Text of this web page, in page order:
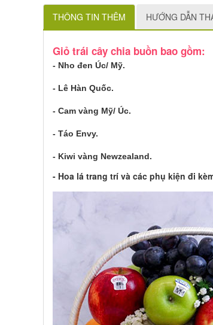
THÔNG TIN THÊM HƯỚNG DẪN
Giỏ trái cây chia buồn bao gồm:
- Nho đen Úc/ Mỹ.
- Lê Hàn Quốc.
- Cam vàng Mỹ/ Úc.
- Táo Envy.
- Kiwi vàng Newzealand.
- Hoa lá trang trí và các phụ kiện đi